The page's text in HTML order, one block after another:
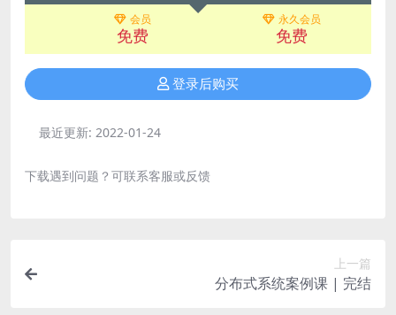
会员
免费
永久会员
免费
登录后购买
最近更新: 2022-01-24
下载遇到问题？可联系客服或反馈
上一篇
分布式系统案例课 | 完结